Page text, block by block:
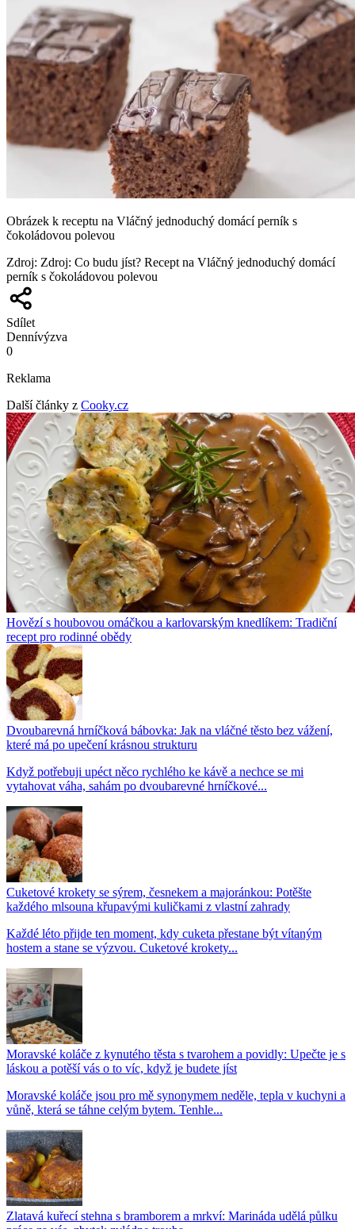
Obrázek k receptu na Vláčný jednoduchý domácí perník s
čokoládovou polevou
Zdroj: Zdroj: Co budu jíst? Recept na Vláčný jednoduchý domácí
perník s čokoládovou polevou
Sdílet
Dennívýzva
0
Reklama
Další články z Cooky.cz
Hovězí s houbovou omáčkou a karlovarským knedlíkem: Tradiční
recept pro rodinné obědy
Dvoubarevná hrníčková bábovka: Jak na vláčné těsto bez vážení,
které má po upečení krásnou strukturu
Když potřebuji upéct něco rychlého ke kávě a nechce se mi
vytahovat váha, sahám po dvoubarevné hrníčkové...
Cuketové krokety se sýrem, česnekem a majoránkou: Potěšte
každého mlsouna křupavými kuličkami z vlastní zahrady
Každé léto přijde ten moment, kdy cuketa přestane být vítaným
hostem a stane se výzvou. Cuketové krokety...
Moravské koláče z kynutého těsta s tvarohem a povidly: Upečte je s
láskou a potěší vás o to víc, když je budete jíst
Moravské koláče jsou pro mě synonymem neděle, tepla v kuchyni a
vůně, která se táhne celým bytem. Tenhle...
Zlatavá kuřecí stehna s bramborem a mrkví: Marináda udělá půlku